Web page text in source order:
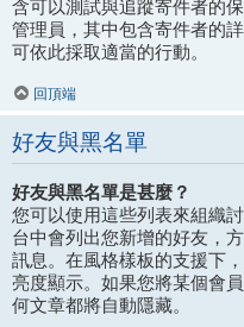
含可以測試與追蹤寄件者的
管理員，其中包含寄件者的
可依此採取適當的行動。
回頂端
好友與黑名單
好友與黑名單是甚麼？
您可以使用這些列表來組織
台中會列出您新增的好友，
訊息。在風格樣板的支援下
亮度顯示。如果您將某個會
何文章都將自動隱藏。